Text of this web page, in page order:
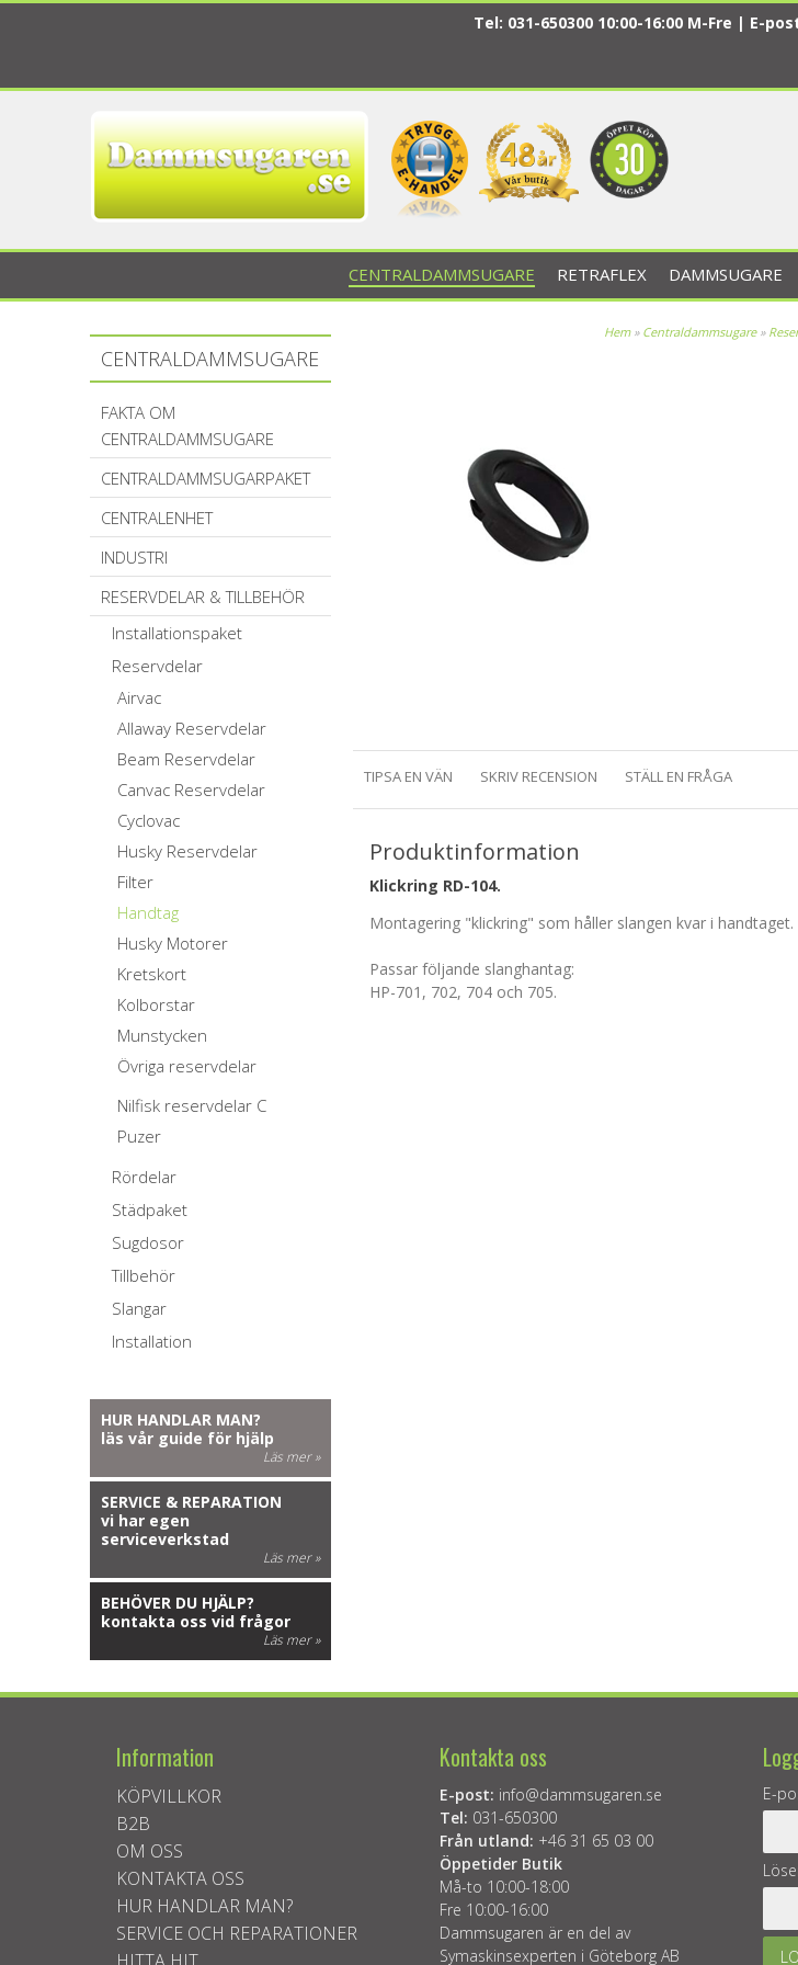
Tel: 031-650300 10:00-16:00 M-Fre | E-
CENTRALDAMMSUGARE RETRAFLEX DAMMSUGARE
CENTRALDAMMSUGARE
FAKTA OM
CENTRALDAMMSUGARE
CENTRALDAMMSUGARPAKET
CENTRALENHET
INDUSTRI
RESERVDELAR & TILLBEHÖR
Installationspaket
Reservdelar
Airvac
Allaway Reservdelar
Beam Reservdelar
Canvac Reservdelar
Cyclovac
Husky Reservdelar
Filter
Handtag
Husky Motorer
Kretskort
Kolborstar
Munstycken
Övriga reservdelar
Nilfisk reservdelar C
Puzer
Rördelar
Städpaket
Sugdosor
Tillbehör
Slangar
Installation
HUR HANDLAR MAN?
läs vår guide för hjälp
Läs mer »
SERVICE & REPARATION
vi har egen
serviceverkstad
Läs mer »
BEHÖVER DU HJÄLP?
kontakta oss vid frågor
Läs mer »
Hem» Centraldammsugare»
TIPSA EN VÄN SKRIV RECENSION STÄLL EN FRÅGA
Produktinformation
Klickring RD-104.
Montagering "klickring" som håller slangen kvar i handtaget.
Passar följande slanghantag:
HP-701, 702, 704 och 705.
Information
KÖPVILLKOR
B2B
OM OSS
KONTAKTA OSS
HUR HANDLAR MAN?
SERVICE OCH REPARATIONER
Kontakta oss
E-post: info@dammsugaren.se
Tel: 031-650300
Från utland: +46 31 65 03 00
Öppetider Butik
Må-to 10:00-18:00
Fre 10:00-16:00
Dammsugaren är en del av
Symaskinsexperten i Göteborg AB
E-